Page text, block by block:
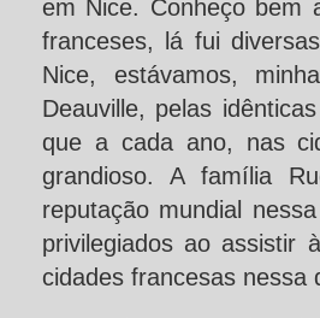
em Nice. Conheço bem
franceses, lá fui
Nice, estávamos,
Deauville, pelas
que a cada ano, nas
grandioso. A família
reputação mundial
privilegiados ao assistir
cidades francesas nessa